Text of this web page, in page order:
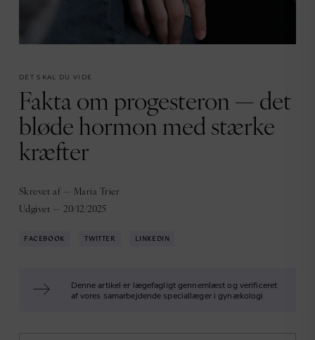
DET SKAL DU VIDE
Fakta om progesteron — det
bløde hormon med stærke
kræfter
Denne artikel er lægefagligt gennemlæst og verificeret
af vores samarbejdende speciallæger i gynækologi
Skrevet af — Maria Trier
Udgivet — 20/12/2025
FACEBOOK TWITTER LINKEDIN